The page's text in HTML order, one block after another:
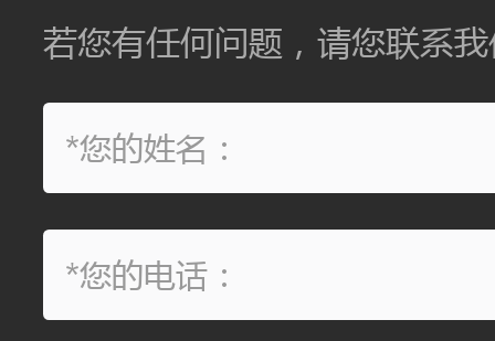
若您有任何问题，请您联系